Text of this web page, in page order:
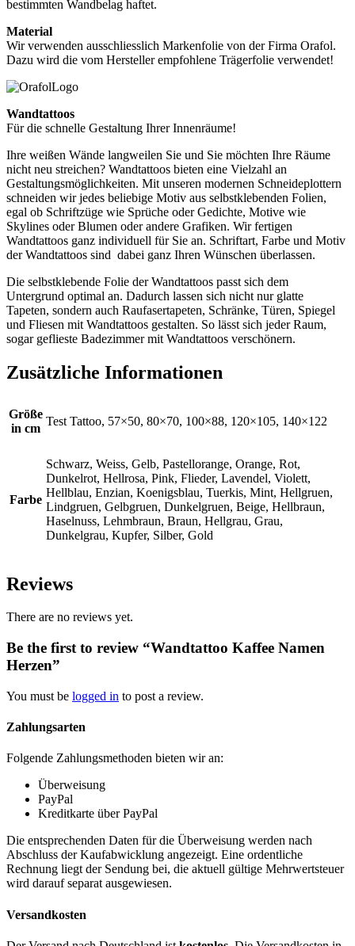
bestimmten Wandbelag haftet.
Material
Wir verwenden ausschliesslich Markenfolie von der Firma Orafol.
Dazu wird die vom Hersteller empfohlene Trägerfolie verwendet!
Wandtattoos
Für die schnelle Gestaltung Ihrer Innenräume!
Ihre weißen Wände langweilen Sie und Sie möchten Ihre Räume
nicht neu streichen? Wandtattoos bieten eine Vielzahl an
Gestaltungsmöglichkeiten. Mit unseren modernen Schneideplottern
schneiden wir jedes beliebige Motiv aus selbstklebenden Folien,
egal ob Schriftzüge wie Sprüche oder Gedichte, Motive wie
Skylines oder Blumen oder andere Grafiken. Wir fertigen
Wandtattoos ganz individuell für Sie an. Schriftart, Farbe und Motiv
der Wandtattoos sind dabei ganz Ihren Wünschen überlassen.
Die selbstklebende Folie der Wandtattoos passt sich dem
Untergrund optimal an. Dadurch lassen sich nicht nur glatte
Tapeten, sondern auch Raufasertapeten, Schränke, Türen, Spiegel
und Fliesen mit Wandtattoos gestalten. So lässt sich jeder Raum,
sogar geflieste Badezimmer mit Wandtattoos verschönern.
Zusätzliche Informationen
Größe
in cm
Test Tattoo, 57×50, 80×70, 100×88, 120×105, 140×122
Farbe
Schwarz, Weiss, Gelb, Pastellorange, Orange, Rot,
Dunkelrot, Hellrosa, Pink, Flieder, Lavendel, Violett,
Hellblau, Enzian, Koenigsblau, Tuerkis, Mint, Hellgruen,
Lindgruen, Gelbgruen, Dunkelgruen, Beige, Hellbraun,
Haselnuss, Lehmbraun, Braun, Hellgrau, Grau,
Dunkelgrau, Kupfer, Silber, Gold
Reviews
There are no reviews yet.
Be the first to review “Wandtattoo Kaffee Namen
Herzen”
You must be logged in to post a review.
Zahlungsarten
Folgende Zahlungsmethoden bieten wir an:
Überweisung
PayPal
Kreditkarte über PayPal
Die entsprechenden Daten für die Überweisung werden nach
Abschluss der Kaufabwicklung angezeigt. Eine ordentliche
Rechnung liegt der Sendung bei, die aktuell gültige Mehrwertsteuer
wird darauf separat ausgewiesen.
Versandkosten